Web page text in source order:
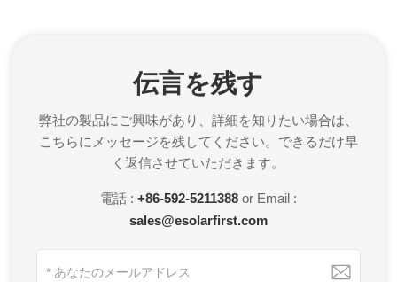
伝言を残す
弊社の製品にご興味があり、詳細を知りたい場合は、
こちらにメッセージを残してください。できるだけ早
く返信させていただきます。
電話 : +86-592-5211388or Email :
sales@esolarfirst.com